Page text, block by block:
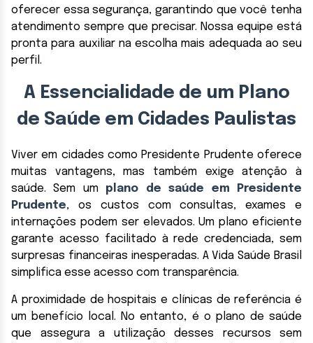
oferecer essa segurança, garantindo que você tenha
atendimento sempre que precisar. Nossa equipe está
pronta para auxiliar na escolha mais adequada ao seu
perfil.
A Essencialidade de um Plano
de Saúde em Cidades Paulistas
Viver em cidades como Presidente Prudente oferece
muitas vantagens, mas também exige atenção à
saúde. Sem um plano de saúde em Presidente
Prudente, os custos com consultas, exames e
internações podem ser elevados. Um plano eficiente
garante acesso facilitado à rede credenciada, sem
surpresas financeiras inesperadas. A Vida Saúde Brasil
simplifica esse acesso com transparência.
A proximidade de hospitais e clínicas de referência é
um benefício local. No entanto, é o plano de saúde
que assegura a utilização desses recursos sem